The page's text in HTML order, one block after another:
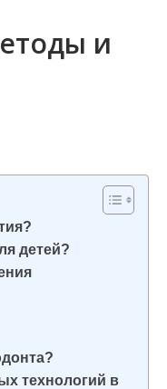
и
детей?
технологий в